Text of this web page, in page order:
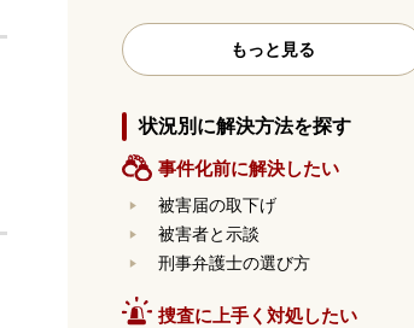
もっと見る
状況別に解決方法を探す
事件化前に解決したい
被害届の取下げ
被害者と示談
刑事弁護士の選び方
捜査に上手く対処したい